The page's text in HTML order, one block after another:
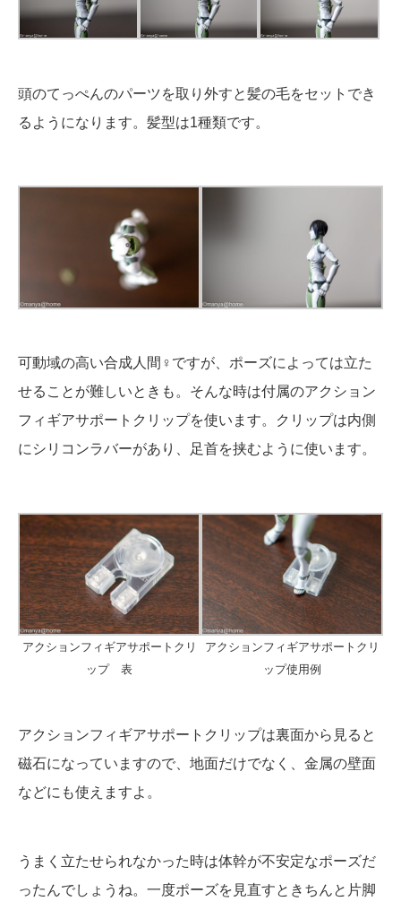
頭のてっぺんのパーツを取り外すと髪の毛をセットでき
るようになります。髪型は1種類です。
可動域の高い合成人間♀ですが、ポーズによっては立た
せることが難しいときも。そんな時は付属のアクション
フィギアサポートクリップを使います。クリップは内側
にシリコンラバーがあり、足首を挟むように使います。
アクションフィギアサポートクリ
ップ 表
アクションフィギアサポートクリ
ップ使用例
アクションフィギアサポートクリップは裏面から見ると
磁石になっていますので、地面だけでなく、金属の壁面
などにも使えますよ。
うまく立たせられなかった時は体幹が不安定なポーズだ
ったんでしょうね。一度ポーズを見直すときちんと片脚